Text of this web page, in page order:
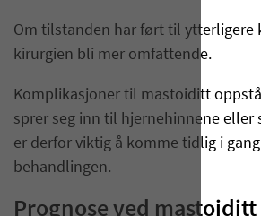
Om tilstanden har ført til ytterligere
kirurgien bli mer omfattende.
Komplikasjoner til mastoiditt
sprer seg inn til hjernehinnene eller
er derfor viktig å komme tidlig i
behandlingen.
Prognose ved mastoiditt